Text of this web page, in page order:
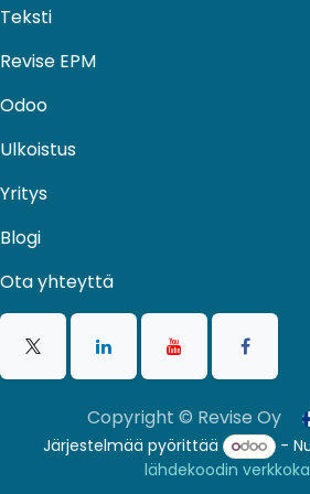
Teksti
Revise EPM
Odoo
Ulkoistus​
Yritys
Blogi
Ota yhteyttä
Copyright © Revise Oy
Järjestelmää pyörittää
-
lähdekoodin